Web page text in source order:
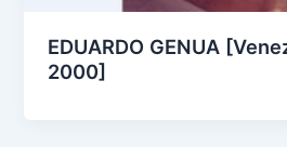
EDUARDO GENUA
2000]